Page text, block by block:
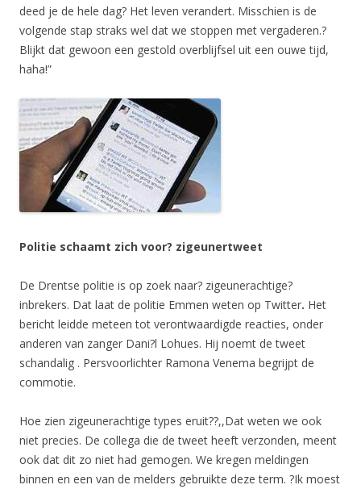
deed je de hele dag? Het leven verandert. Misschien is de
volgende stap straks wel dat we stoppen met vergaderen.?
Blijkt dat gewoon een gestold overblijfsel uit een ouwe tijd,
haha!”
Politie schaamt zich voor? zigeunertweet
De Drentse politie is op zoek naar? zigeunerachtige?
inbrekers. Dat laat de politie Emmen weten op Twitter. Het
bericht leidde meteen tot verontwaardigde reacties, onder
anderen van zanger Dani?l Lohues. Hij noemt de tweet
schandalig . Persvoorlichter Ramona Venema begrijpt de
commotie.
Hoe zien zigeunerachtige types eruit??,,Dat weten we ook
niet precies. De collega die de tweet heeft verzonden, meent
ook dat dit zo niet had gemogen. We kregen meldingen
binnen en een van de melders gebruikte deze term. ?Ik moest